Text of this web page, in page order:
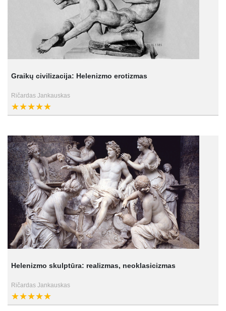
Graikų civilizacija: Helenizmo erotizmas
Ričardas Jankauskas
Helenizmo skulptūra: realizmas, neoklasicizmas
Ričardas Jankauskas